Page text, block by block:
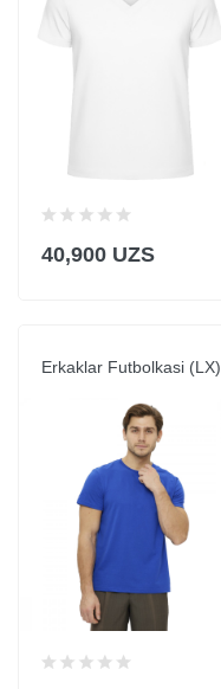
40,900 UZS
Erkaklar Futbolkasi (LX)